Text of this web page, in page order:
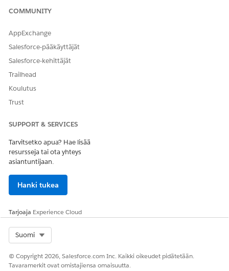
noutomenetelmän, joka vastaa parhaiten omia tarpeitasi
päivityksiltä ja varmistaaksesi, että tiedot noudetaan
tarkasti.
Reaaliaikainen data ei tue "ei vastaa"- tai "sisältää" -
operaattoreita. Jos käytät näitä operaattoreita sisältäviä
synkronoimaan päätöstaulukot manuaalisesti.
Hintojen hallinta tarjoaa reaaliaikaista datatukea
asiaankuuluvissa toimenpiteissä.
Objektin sidossuhteen säädön noutaminen
Binding Object Rate Card -merkintöjen
noutaminen
Neuvoteltava luokitusmenettely
Neuvoteltujen korkokorttien merkinnät
Neuvoteltu määräperusteinen säätö
Sitoumussuhteen säätö
Varmista, että organisaatiosi päätöstaulukoiden määrä
on määritettyjen rajoitusten sisällä optimoidun datan
noutamiseksi luokitustoimenpiteiden suorittamisen
COMMUNITY
AppExchange
Salesforce-pääkäyttäjät
Salesforce-kehittäjät
Trailhead
Koulutus
Trust
SUPPORT & SERVICES
Tarvitsetko apua? Hae lisää
resursseja tai ota yhteys
asiantuntijaan.
Hanki tukea
Tarjoaja Experience Cloud
Suomi
© Copyright 2026, Salesforce.com Inc. Kaikki oikeudet pidätetään.
Tavaramerkit ovat omistajiensa omaisuutta.